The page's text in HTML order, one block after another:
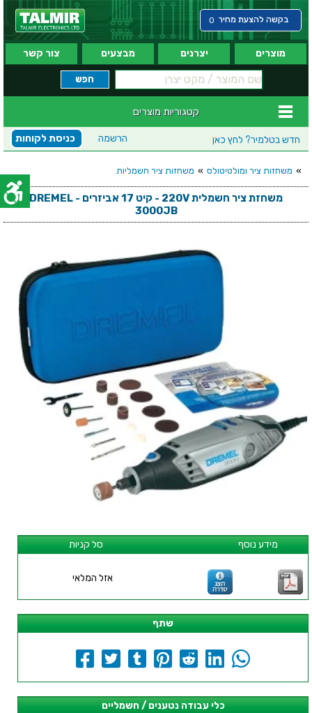
בקשה להצעת מחיר 0
מוצרים יצרנים מבצעים צור קשר
קטגוריות מוצרים
חדש בטלמיר? לחץ כאן כניסת לקוחות הרשמה
» משחזות ציר ומולטיטולס » משחזות ציר חשמליות
משחזת ציר חשמלית 220V - קיט 17 אביזרים - DREMEL
3000JB
סל קניות מידע נוסף
אזל המלאי
שתף
כלי עבודה נטענים / חשמליים